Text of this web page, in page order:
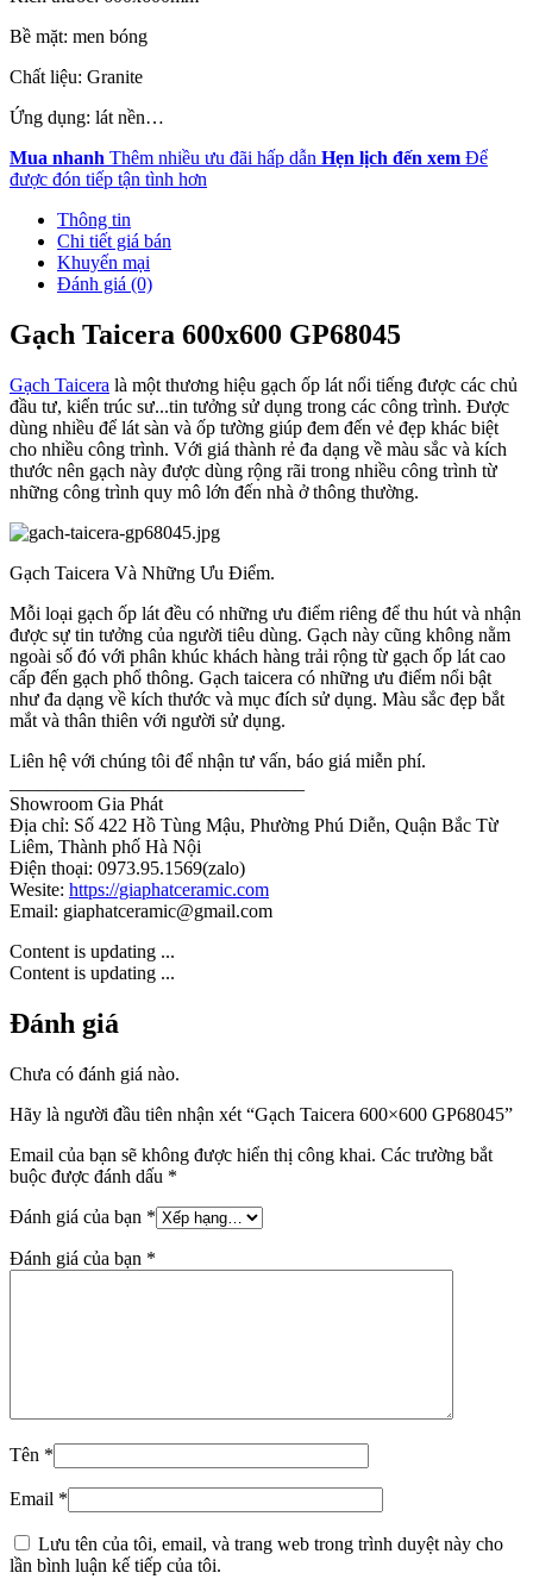
Bề mặt: men bóng
Chất liệu: Granite
Ứng dụng: lát nền…
Mua nhanh Thêm nhiều ưu đãi hấp dẫn Hẹn lịch đến xem Để
được đón tiếp tận tình hơn
Thông tin
Chi tiết giá bán
Khuyến mại
Đánh giá (0)
Gạch Taicera 600x600 GP68045
Gạch Taicera là một thương hiệu gạch ốp lát nổi tiếng được các chủ
đầu tư, kiến trúc sư...tin tưởng sử dụng trong các công trình. Được
dùng nhiều để lát sàn và ốp tường giúp đem đến vẻ đẹp khác biệt
cho nhiều công trình. Với giá thành rẻ đa dạng về màu sắc và kích
thước nên gạch này được dùng rộng rãi trong nhiều công trình từ
những công trình quy mô lớn đến nhà ở thông thường.
Gạch Taicera Và Những Ưu Điểm.
Mỗi loại gạch ốp lát đều có những ưu điểm riêng để thu hút và nhận
được sự tin tưởng của người tiêu dùng. Gạch này cũng không nằm
ngoài số đó với phân khúc khách hàng trải rộng từ gạch ốp lát cao
cấp đến gạch phổ thông. Gạch taicera có những ưu điểm nổi bật
như đa dạng về kích thước và mục đích sử dụng. Màu sắc đẹp bắt
mắt và thân thiên với người sử dụng.
Liên hệ với chúng tôi để nhận tư vấn, báo giá miễn phí.
Showroom Gia Phát
Địa chỉ: Số 422 Hồ Tùng Mậu, Phường Phú Diễn, Quận Bắc Từ
Liêm, Thành phố Hà Nội
Điện thoại: 0973.95.1569(zalo)
Wesite: https://giaphatceramic.com
Email: giaphatceramic@gmail.com
Content is updating ...
Content is updating ...
Đánh giá
Chưa có đánh giá nào.
Hãy là người đầu tiên nhận xét “Gạch Taicera 600×600 GP68045”
Email của bạn sẽ không được hiển thị công khai. Các trường bắt
buộc được đánh dấu *
Đánh giá của bạn *
Đánh giá của bạn *
Tên *
Email *
Lưu tên của tôi, email, và trang web trong trình duyệt này cho
lần bình luận kế tiếp của tôi.